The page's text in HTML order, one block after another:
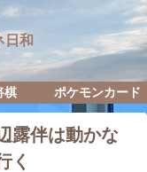
日和
棋 ポケモンカード
露伴は動かな
く